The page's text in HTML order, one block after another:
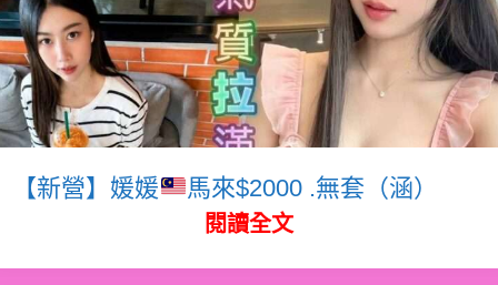
【新營】媛媛 馬來$2000 .無套（涵）
閱讀全文